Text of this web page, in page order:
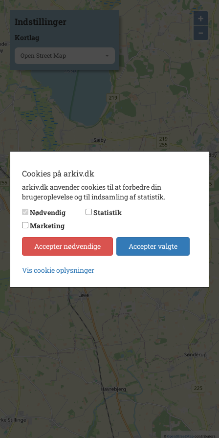
+
−
© OpenStreetMapcontributors.
Indstillinger
Kortlag
Open Street Map
Cookies på arkiv.dk
arkiv.dk anvender cookies til at forbedre din
brugeroplevelse og til indsamling af statistik.
Nødvendig
Statistik
Marketing
Accepter nødvendige Accepter valgte
Vis cookie oplysninger